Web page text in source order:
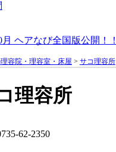
月 ヘアなび全国版公開！！
容院・理容室・床屋 > サコ理容所
理容所
62-2350